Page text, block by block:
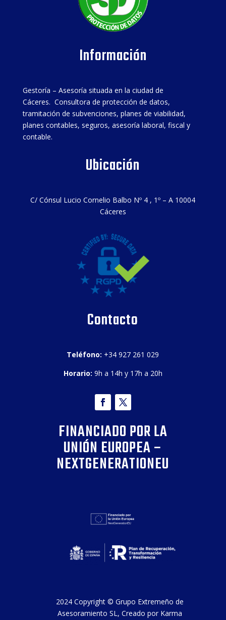
Información
Gestoría – Asesoría situada en la ciudad de
Cáceres. Consultora de protección de datos,
tramitación de subvenciones, planes de viabilidad,
planes contables, seguros, asesoría laboral, fiscal y
contable.
Ubicación
C/ Cónsul Lucio Cornelio Balbo Nº 4 , 1º – A 10004
Cáceres
Contacto
Teléfono: +34 927 261 029
Horario: 9h a 14h y 17h a 20h
FINANCIADO POR LA
UNIÓN EUROPEA –
NEXTGENERATIONEU
2024 Copyright © Grupo Extremeño de
Asesoramiento SL , Creado por Karma